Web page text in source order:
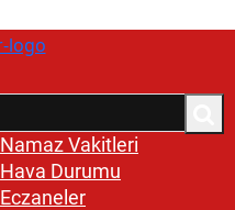
Namaz Vakitleri
Hava Durumu
Eczaneler